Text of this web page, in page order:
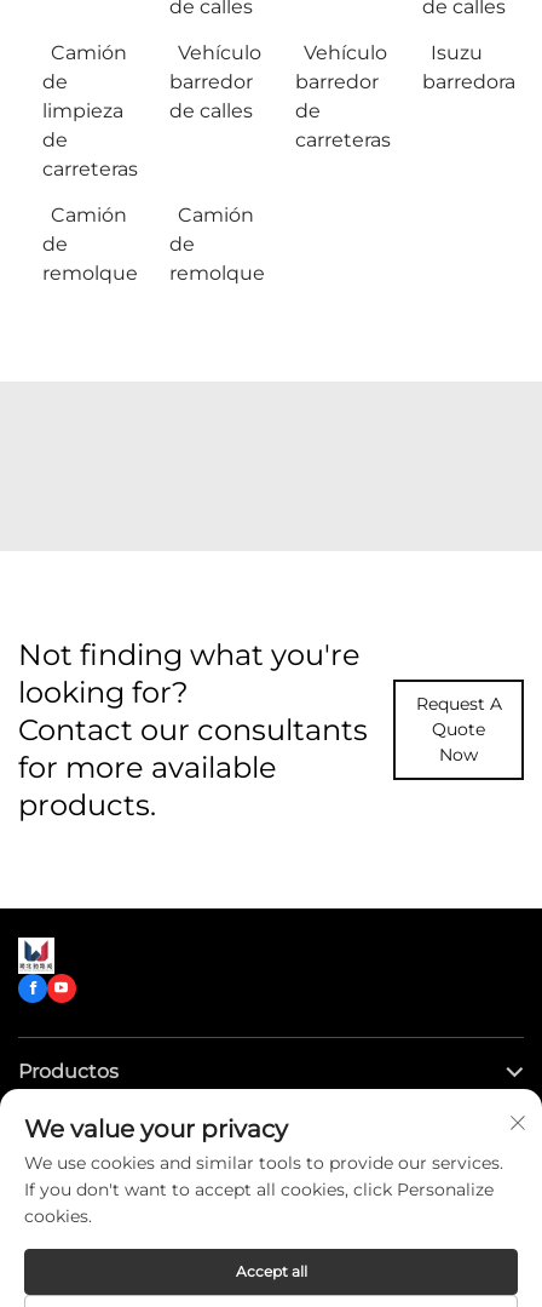
de calles
de calles
Camión
de
limpieza
de
carreteras
Vehículo
barredor
de calles
Vehículo
barredor
de
carreteras
Isuzu
barredora
Camión
de
remolque
Camión
de
remolque
Not finding what you're
looking for?
Contact our consultants
for more available
products.
Request A
Quote
Now
Productos
Enlaces rápidos
Contáctenos
We value your privacy
We use cookies and similar tools to provide our services.
If you don't want to accept all cookies, click Personalize
cookies.
Accept all